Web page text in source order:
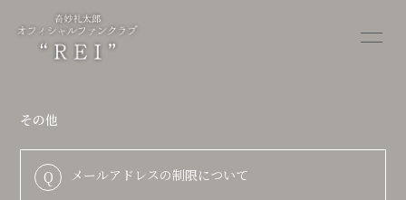
STORE
OTHER
その他
Q メールアドレスの制限について